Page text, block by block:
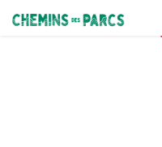
Chemins des Parcs